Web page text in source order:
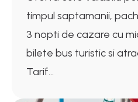
timpul saptamanii,
3 nopti de cazare cu
bilete bus turistic si
Tarif...